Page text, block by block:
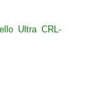
Ultra CRL-